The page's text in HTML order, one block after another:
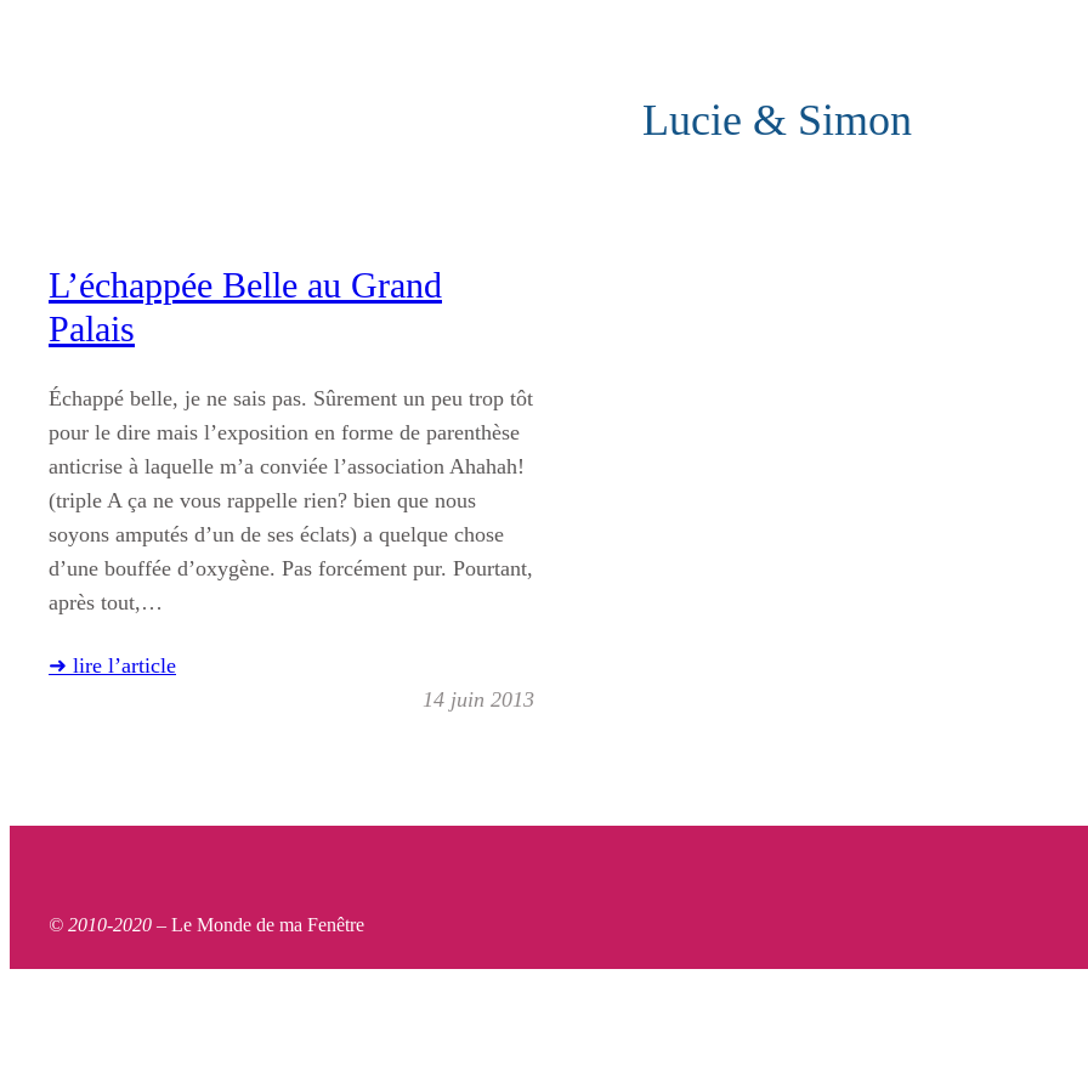
Lucie & Simon
L’échappée Belle au Grand
Palais
Échappé belle, je ne sais pas. Sûrement un peu trop tôt
pour le dire mais l’exposition en forme de parenthèse
anticrise à laquelle m’a conviée l’association Ahahah!
(triple A ça ne vous rappelle rien? bien que nous
soyons amputés d’un de ses éclats) a quelque chose
d’une bouffée d’oxygène. Pas forcément pur. Pourtant,
après tout,…
➜ lire l’article
14 juin 2013
© 2010-2020 – Le Monde de ma Fenêtre